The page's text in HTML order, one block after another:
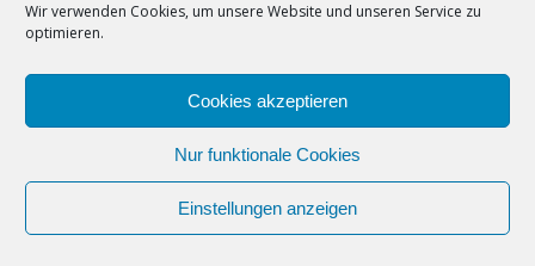
Wir verwenden Cookies, um unsere Website und unseren Service zu
optimieren.
Cookies akzeptieren
Nur funktionale Cookies
Einstellungen anzeigen